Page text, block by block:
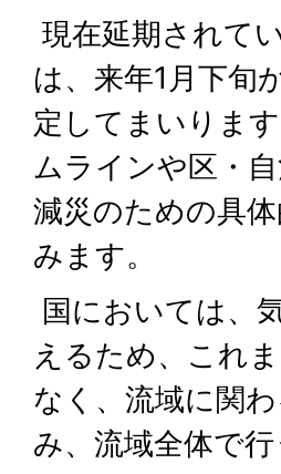
現在延期されて
は、来年1月下旬
定してまいりま
ムラインや区・
減災のための具
みます。
国においては、
えるため、これ
なく、流域に関
み、流域全体で